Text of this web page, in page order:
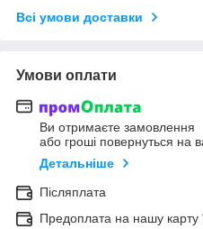
Всі умови доставки
Умови оплати
Ви отримаєте замовлення
або гроші повернуться на
Детальніше
Післяплата
Предоплата на нашу карту